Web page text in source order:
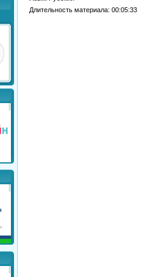
Длительность материала: 00:05:33